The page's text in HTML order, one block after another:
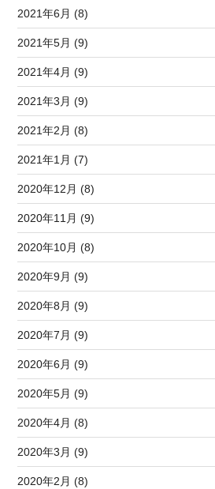
2021年6月 (8)
2021年5月 (9)
2021年4月 (9)
2021年3月 (9)
2021年2月 (8)
2021年1月 (7)
2020年12月 (8)
2020年11月 (9)
2020年10月 (8)
2020年9月 (9)
2020年8月 (9)
2020年7月 (9)
2020年6月 (9)
2020年5月 (9)
2020年4月 (8)
2020年3月 (9)
2020年2月 (8)